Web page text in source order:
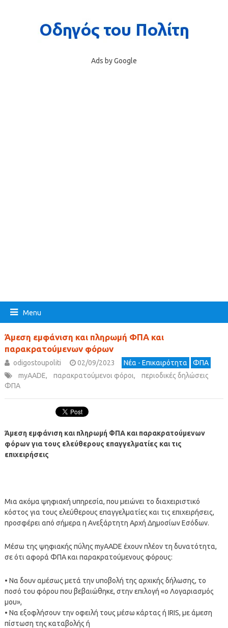
Ads by Google
Menu
Άμεση εμφάνιση και πληρωμή ΦΠΑ και
παρακρατούμενων φόρων
odigostoupoliti 02/09/2023 Νέα - Επικαιρότητα
ΦΠΑ
myAADE, παρακρατούμενοι φόροι,
περιοδικές δηλώσεις
ΦΠΑ
Άμεση εμφάνιση και πληρωμή ΦΠΑ και παρακρατούμενων
φόρων για τους ελεύθερους επαγγελματίες και τις
επιχειρήσεις
Μια ακόμα ψηφιακή υπηρεσία, που μειώνει το διαχειριστικό
κόστος για τους ελεύθερους επαγγελματίες και τις επιχειρήσεις,
προσφέρει από σήμερα η Ανεξάρτητη Αρχή Δημοσίων Εσόδων.
Μέσω της ψηφιακής πύλης myAADE έχουν πλέον τη δυνατότητα,
σε ότι αφορά ΦΠΑ και παρακρατούμενους φόρους:
• Να δουν αμέσως μετά την υποβολή της αρχικής δήλωσης, το
ποσό του φόρου που βεβαιώθηκε, στην επιλογή «ο Λογαριασμός
μου»,
• Να εξοφλήσουν την οφειλή τους μέσω κάρτας ή IRIS, με άμεση
πίστωση της καταβολής ή